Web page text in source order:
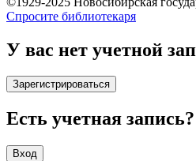
Спросите библиотекаря
У вас нет учетной
Зарегистрироваться
Есть учетная запись?
Вход